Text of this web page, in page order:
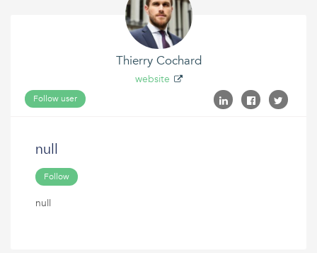
Thierry Cochard
website
Follow user
null
Follow
null